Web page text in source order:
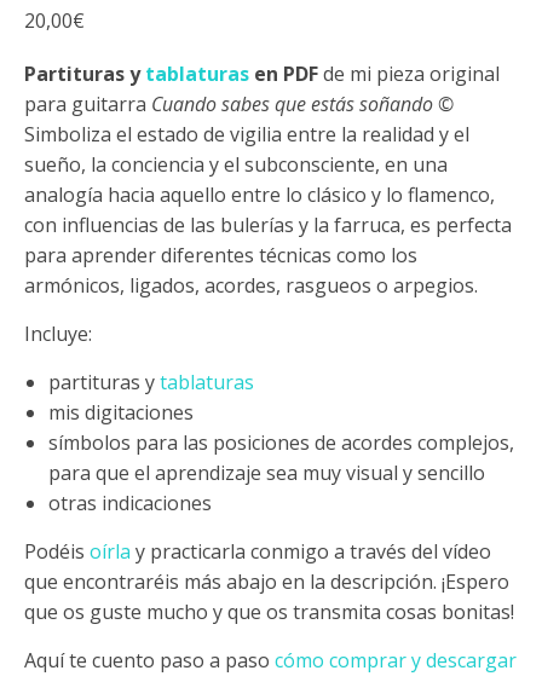
20,00€
Partituras ytablaturas en PDFde mi pieza original
para guitarra Cuando sabes que estás soñando ©
Simboliza el estado de vigilia entre la realidad y el
sueño, la conciencia y el subconsciente, en una
analogía hacia aquello entre lo clásico y lo flamenco,
con influencias de las bulerías y la farruca, es perfecta
para aprender diferentes técnicas como los
armónicos, ligados, acordes, rasgueos o arpegios.
Incluye:
partituras ytablaturas
mis digitaciones
símbolos para las posiciones de acordes complejos,
para que el aprendizaje sea muy visual y sencillo
otras indicaciones
Podéis oírla y practicarla conmigo a través del vídeo
que encontraréis más abajo en la descripción. ¡Espero
que os guste mucho y que os transmita cosas bonitas!
Aquí te cuento paso a paso cómo comprar y descargar